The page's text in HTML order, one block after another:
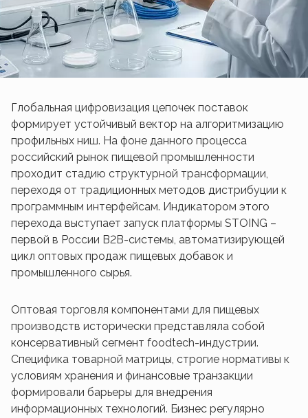
Глобальная цифровизация цепочек поставок
формирует устойчивый вектор на алгоритмизацию
профильных ниш. На фоне данного процесса
российский рынок пищевой промышленности
проходит стадию структурной трансформации,
переходя от традиционных методов дистрибуции к
программным интерфейсам. Индикатором этого
перехода выступает запуск платформы STOING –
первой в России B2B-системы, автоматизирующей
цикл оптовых продаж пищевых добавок и
промышленного сырья.
Оптовая торговля компонентами для пищевых
производств исторически представляла собой
консервативный сегмент foodtech-индустрии.
Специфика товарной матрицы, строгие нормативы к
условиям хранения и финансовые транзакции
формировали барьеры для внедрения
информационных технологий. Бизнес регулярно